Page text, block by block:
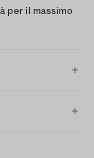
per il massimo